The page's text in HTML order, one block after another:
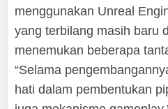
menggunakan Unreal
yang terbilang masih baru
menemukan beberapa
“Selama
hati dalam pembentukan